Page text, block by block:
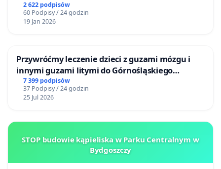
2 622 podpisów
60 Podpisy / 24 godzin
19 Jan 2026
Przywróćmy leczenie dzieci z guzami mózgu i
innymi guzami litymi do Górnośląskiego
Centrum Zdrowia Dziecka w Katowicach
7 399 podpisów
37 Podpisy / 24 godzin
25 Jul 2026
STOP budowie kąpieliska w Parku Centralnym w
Bydgoszczy